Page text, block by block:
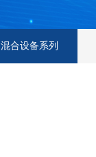
混合设备系列